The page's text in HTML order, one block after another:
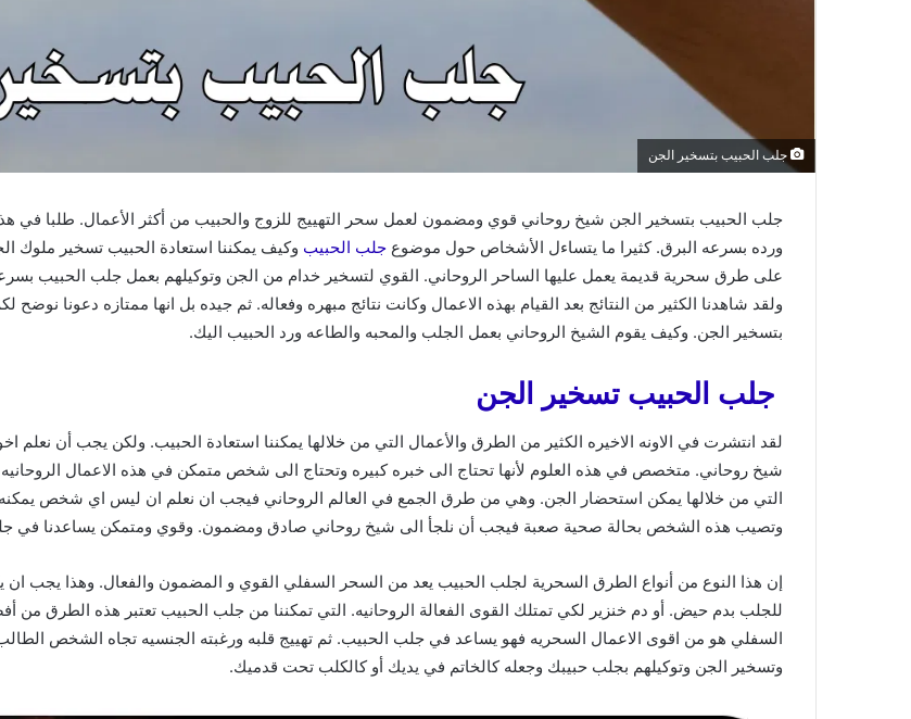
جلب الحبيب بتسخير الجن
جلب الحبيب بتسخير الجن شيخ روحاني قوي ومضمون لعمل سحر التهييج للزوج والحبيب من أكثر الأعمال. طلبا في
ورده بسرعه البرق. كثيرا ما يتساءل الأشخاص حول موضوع جلب الحبيب وكيف يمكننا استعادة الحبيب تسخير ملوك
على طرق سحرية قديمة يعمل عليها الساحر الروحاني. القوي لتسخير خدام من الجن وتوكيلهم بعمل جلب الحبيب
ولقد شاهدنا الكثير من النتائج بعد القيام بهذه الاعمال وكانت نتائج مبهره وفعاله. ثم جيده بل انها ممتازه دعونا
بتسخير الجن. وكيف يقوم الشيخ الروحاني بعمل الجلب والمحبه والطاعه ورد الحبيب اليك.
جلب الحبيب تسخير الجن
لقد انتشرت في الاونه الاخيره الكثير من الطرق والأعمال التي من خلالها يمكننا استعادة الحبيب. ولكن يجب أن
شيخ روحاني. متخصص في هذه العلوم لأنها تحتاج الى خبره كبيره وتحتاج الى شخص متمكن في هذه الاعمال
التي من خلالها يمكن استحضار الجن. وهي من طرق الجمع في العالم الروحاني فيجب ان نعلم ان ليس اي شخص يمكنه
وتصيب هذه الشخص بحالة صحية صعبة فيجب أن نلجأ الى شيخ روحاني صادق ومضمون. وقوي ومتمكن يساعدنا في
إن هذا النوع من أنواع الطرق السحرية لجلب الحبيب يعد من السحر السفلي القوي و المضمون والفعال. وهذا يجب
للجلب بدم حيض. أو دم خنزير لكي تمتلك القوى الفعالة الروحانيه. التي تمكننا من جلب الحبيب تعتبر هذه الطرق من
السفلي هو من اقوى الاعمال السحريه فهو يساعد في جلب الحبيب. ثم تهييج قلبه ورغبته الجنسيه تجاه الشخص
وتسخير الجن وتوكيلهم بجلب حبيبك وجعله كالخاتم في يديك أو كالكلب تحت قدميك.